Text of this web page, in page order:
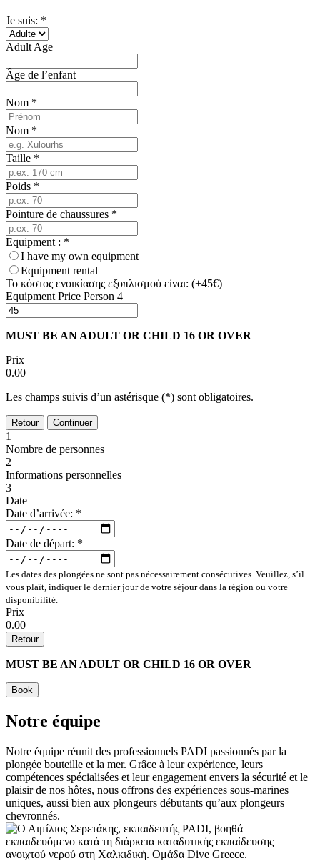
Je suis: *
Adult Age
Âge de l’enfant
Nom *
Nom *
Taille *
Poids *
Pointure de chaussures *
Equipment : *
I have my own equipment
Equipment rental
Το κόστος ενοικίασης εξοπλισμού είναι: (+45€)
Equipment Price Person 4
MUST BE AN ADULT OR CHILD 16 OR OVER
Prix
0.00
Les champs suivis d’un astérisque (*) sont obligatoires.
Retour Continuer
1
Nombre de personnes
2
Informations personnelles
3
Date
Date d’arrivée: *
Date de départ: *
Les dates des plongées ne sont pas nécessairement consécutives. Veuillez, s’il
vous plaît, indiquer le dernier jour de votre séjour dans la région ou votre
disponibilité.
Prix
0.00
Retour
MUST BE AN ADULT OR CHILD 16 OR OVER
Book
Notre équipe
Notre équipe réunit des professionnels PADI passionnés par la
plongée bouteille et la mer. Grâce à leur expérience, leurs
compétences spécialisées et leur engagement envers la sécurité et le
plaisir de nos hôtes, nous offrons des expériences sous-marines
uniques, aussi bien aux plongeurs débutants qu’aux plongeurs
chevronnés.